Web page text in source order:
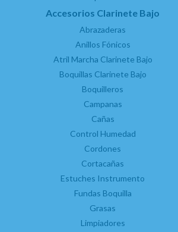
Accesorios Clarinete Bajo
Abrazaderas
Anillos Fónicos
Atril Marcha Clarinete Bajo
Boquillas Clarinete Bajo
Boquilleros
Campanas
Cañas
Control Humedad
Cordones
Cortacañas
Estuches Instrumento
Fundas Boquilla
Grasas
Limpiadores